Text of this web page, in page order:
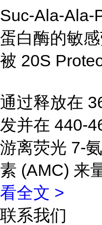
Suc-Ala-Ala-
蛋白酶的敏
被 20S
通过释放在
发并在 440-
游离荧光 7-
素 (AMC) 来
看全文 >
联系我们